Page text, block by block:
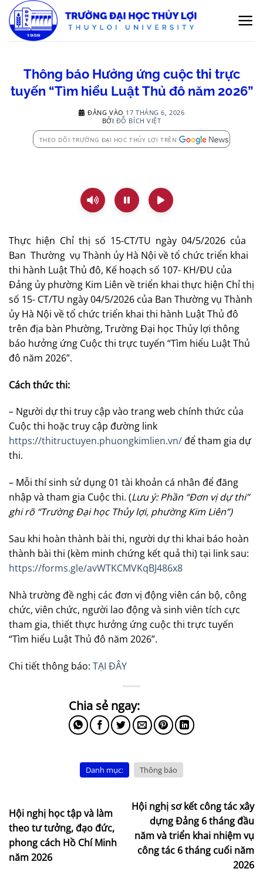
qua
nội
Thông báo Hưởng ứng cuộc thi trực
tuyến “Tìm hiểu Luật Thủ đô năm 2026”
ĐĂNG VÀO 17 THÁNG 6, 2026
BỞI ĐỖ BÍCH VIỆT
THEO DÕI TRƯỜNG ĐẠI HỌC THỦY LỢI TRÊN
Thực hiện Chỉ thị số 15-CT/TU ngày 04/5/2026 của
Ban Thường vụ Thành ủy Hà Nội về tổ chức triển khai
thi hành Luật Thủ đô, Kế hoạch số 107- KH/ĐU của
Đảng ủy phường Kim Liên về triển khai thực hiện Chỉ thị
số 15- CT/TU ngày 04/5/2026 của Ban Thường vụ Thành
ủy Hà Nội về tổ chức triển khai thi hành Luật Thủ đô
trên địa bàn Phường, Trường Đại học Thủy lợi thông
báo hưởng ứng Cuộc thi trực tuyến “Tìm hiểu Luật Thủ
đô năm 2026”.
Cách thức thi:
– Người dự thi truy cập vào trang web chính thức của
Cuộc thi hoặc truy cập đường link
https://thitructuyen.phuongkimlien.vn/để tham gia dự
thi.
– Mỗi thí sinh sử dụng 01 tài khoản cá nhân để đăng
nhập và tham gia Cuộc thi. (Lưu ý: Phần “Đơn vị dự thi”
ghi rõ “Trường Đại học Thủy lợi, phường Kim Liên”)
Sau khi hoàn thành bài thi, người dự thi khai báo hoàn
thành bài thi (kèm minh chứng kết quả thi) tại link sau:
https://forms.gle/avWTKCMVKqBJ486x8
Nhà trường đề nghị các đơn vị động viên cán bộ, công
chức, viên chức, người lao động và sinh viên tích cực
tham gia, thiết thực hưởng ứng cuộc thi trực tuyến
“Tìm hiểu Luật Thủ đô năm 2026”.
Chi tiết thông báo: TẠI ĐÂY
Danh mục: Thông báo
Hội nghị học tập và làm
theo tư tưởng, đạo đức,
phong cách Hồ Chí Minh
năm 2026
Hội nghị sơ kết công tác xây
dựng Đảng 6 tháng đầu
năm và triển khai nhiệm vụ
công tác 6 tháng cuối năm
2026